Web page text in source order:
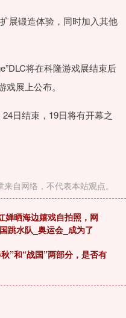
展锻造体验，同时加入其他
将在科隆游戏展结束后
展上公布。
日结束，19日将有开幕之
自网络，不代表本站观点。
婵晒海边嬉戏自拍照，网
跳水队_奥运会_成为了
”和“战国”两部分，是否有